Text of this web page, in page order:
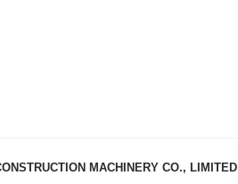
MACHINERY CO., LIMITED